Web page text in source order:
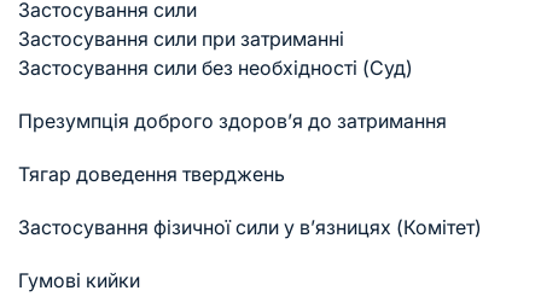
Застосування сили
Застосування сили при затриманні
Застосування сили без необхідності (Суд)
Презумпція доброго здоров’я до затримання
Тягар доведення тверджень
Застосування фізичної сили у в’язницях (Комітет)
Гумові кийки